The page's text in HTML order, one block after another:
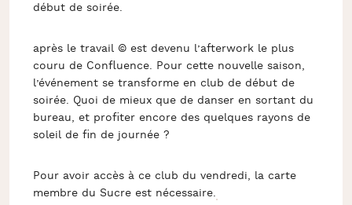
début de soirée.
après le travail © est devenu l’afterwork le plus
couru de Confluence. Pour cette nouvelle saison,
l’événement se transforme en club de début de
soirée. Quoi de mieux que de danser en sortant du
bureau, et profiter encore des quelques rayons de
soleil de fin de journée ?
Pour avoir accès à ce club du vendredi, la carte
membre du Sucre est nécessaire.